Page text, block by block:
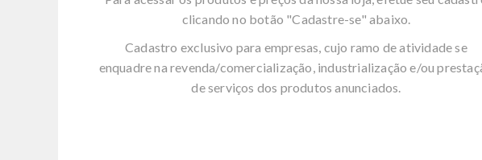
clicando no botão "Cadastre-se" abaixo.
Cadastro exclusivo para empresas, cujo ramo de atividade se
enquadre na revenda/comercialização, industrialização e/ou
de serviços dos produtos anunciados.